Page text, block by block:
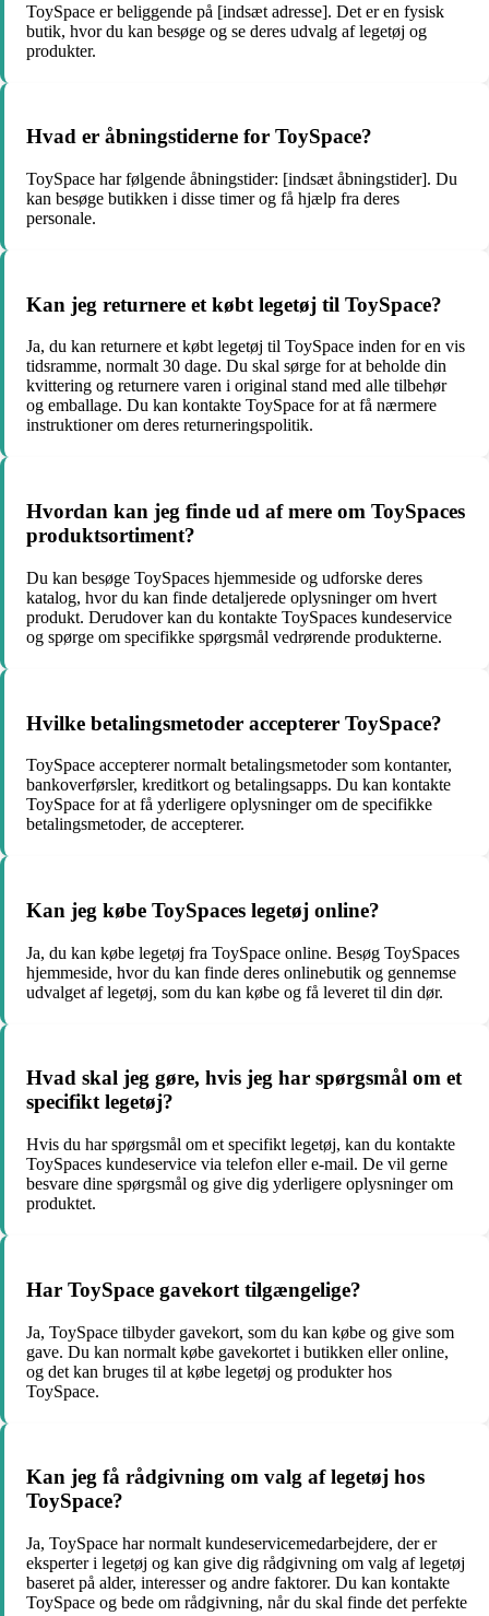
ToySpace er beliggende på [indsæt adresse]. Det er en fysisk
butik, hvor du kan besøge og se deres udvalg af legetøj og
produkter.
Hvad er åbningstiderne for ToySpace?
ToySpace har følgende åbningstider: [indsæt åbningstider]. Du
kan besøge butikken i disse timer og få hjælp fra deres
personale.
Kan jeg returnere et købt legetøj til ToySpace?
Ja, du kan returnere et købt legetøj til ToySpace inden for en vis
tidsramme, normalt 30 dage. Du skal sørge for at beholde din
kvittering og returnere varen i original stand med alle tilbehør
og emballage. Du kan kontakte ToySpace for at få nærmere
instruktioner om deres returneringspolitik.
Hvordan kan jeg finde ud af mere om ToySpaces
produktsortiment?
Du kan besøge ToySpaces hjemmeside og udforske deres
katalog, hvor du kan finde detaljerede oplysninger om hvert
produkt. Derudover kan du kontakte ToySpaces kundeservice
og spørge om specifikke spørgsmål vedrørende produkterne.
Hvilke betalingsmetoder accepterer ToySpace?
ToySpace accepterer normalt betalingsmetoder som kontanter,
bankoverførsler, kreditkort og betalingsapps. Du kan kontakte
ToySpace for at få yderligere oplysninger om de specifikke
betalingsmetoder, de accepterer.
Kan jeg købe ToySpaces legetøj online?
Ja, du kan købe legetøj fra ToySpace online. Besøg ToySpaces
hjemmeside, hvor du kan finde deres onlinebutik og gennemse
udvalget af legetøj, som du kan købe og få leveret til din dør.
Hvad skal jeg gøre, hvis jeg har spørgsmål om et
specifikt legetøj?
Hvis du har spørgsmål om et specifikt legetøj, kan du kontakte
ToySpaces kundeservice via telefon eller e-mail. De vil gerne
besvare dine spørgsmål og give dig yderligere oplysninger om
produktet.
Har ToySpace gavekort tilgængelige?
Ja, ToySpace tilbyder gavekort, som du kan købe og give som
gave. Du kan normalt købe gavekortet i butikken eller online,
og det kan bruges til at købe legetøj og produkter hos
ToySpace.
Kan jeg få rådgivning om valg af legetøj hos
ToySpace?
Ja, ToySpace har normalt kundeservicemedarbejdere, der er
eksperter i legetøj og kan give dig rådgivning om valg af legetøj
baseret på alder, interesser og andre faktorer. Du kan kontakte
ToySpace og bede om rådgivning, når du skal finde det perfekte